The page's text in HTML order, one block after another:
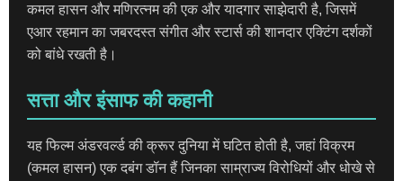
कमल हासन और मणिरत्नम की एक और यादगार साझेदारी है, जिसमें
एआर रहमान का जबरदस्त संगीत और स्टार्स की शानदार एक्टिंग दर्शकों
को बांधे रखती है।
सत्ता और इंसाफ की कहानी
यह फिल्म अंडरवर्ल्ड की क्रूर दुनिया में घटित होती है, जहां विक्रम
(कमल हासन) एक दबंग डॉन हैं जिनका साम्राज्य विरोधियों और धोखे से